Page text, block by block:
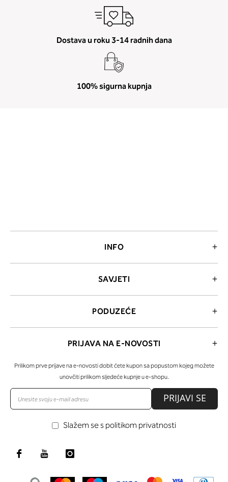
Dostava u roku 3-14 radnih dana
100% sigurna kupnja
INFO
SAVJETI
PODUZEĆE
PRIJAVA NA E-NOVOSTI
Prilikom prve prijave na e-novosti dobit ćete kupon sa popustom kojeg možete
unovčiti prilikom sljedeće kupnje u e-shopu.
PRIJAVI SE
Slažem se s politikom privatnosti